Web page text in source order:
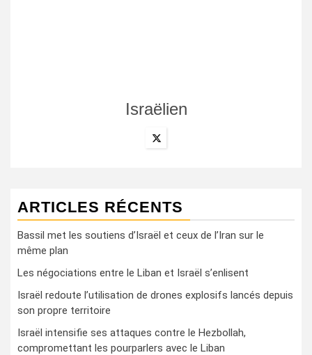
Israëlien
ARTICLES RÉCENTS
Bassil met les soutiens d’Israël et ceux de l’Iran sur le
même plan
Les négociations entre le Liban et Israël s’enlisent
Israël redoute l’utilisation de drones explosifs lancés depuis
son propre territoire
Israël intensifie ses attaques contre le Hezbollah,
compromettant les pourparlers avec le Liban